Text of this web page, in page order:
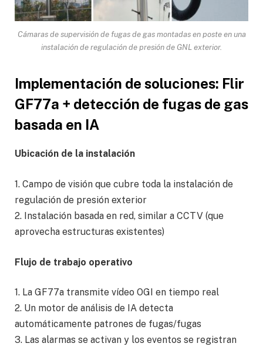
Cámaras de supervisión de fugas de gas montadas en poste en una
instalación de regulación de presión de GNL exterior.
Implementación de soluciones: Flir
GF77a + detección de fugas de gas
basada en IA
Ubicación de la instalación
1. Campo de visión que cubre toda la instalación de
regulación de presión exterior
2. Instalación basada en red, similar a CCTV (que
aprovecha estructuras existentes)
Flujo de trabajo operativo
1. La GF77a transmite vídeo OGI en tiempo real
2. Un motor de análisis de IA detecta
automáticamente patrones de fugas/fugas
3. Las alarmas se activan y los eventos se registran